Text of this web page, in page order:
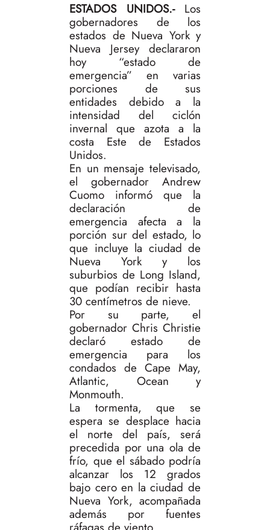
ESTADOS UNIDOS.- Los
gobernadores de los
estados de Nueva York y
Nueva Jersey declararon
hoy “estado de
emergencia” en varias
porciones de sus
entidades debido a la
intensidad del ciclón
invernal que azota a la
costa Este de Estados
Unidos.
En un mensaje televisado,
el gobernador Andrew
Cuomo informó que la
declaración de
emergencia afecta a la
porción sur del estado, lo
que incluye la ciudad de
Nueva York y los
suburbios de Long Island,
que podían recibir hasta
30 centímetros de nieve.
Por su parte, el
gobernador Chris Christie
declaró estado de
emergencia para los
condados de Cape May,
Atlantic, Ocean y
Monmouth.
La tormenta, que se
espera se desplace hacia
el norte del país, será
precedida por una ola de
frío, que el sábado podría
alcanzar los 12 grados
bajo cero en la ciudad de
Nueva York, acompañada
además por fuentes